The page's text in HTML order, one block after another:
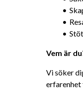
Vem är
Vi söker
erfarenhet